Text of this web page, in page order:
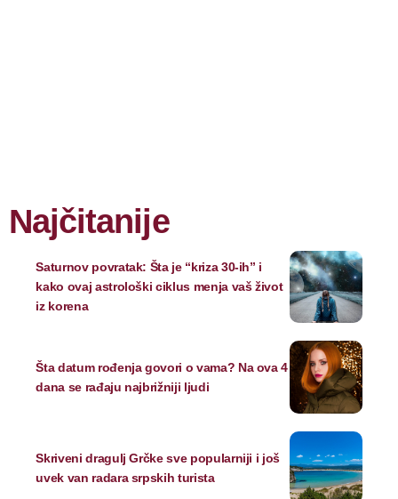
Najčitanije
Saturnov povratak: Šta je “kriza 30-ih” i
kako ovaj astrološki ciklus menja vaš život
iz korena
Šta datum rođenja govori o vama? Na ova 4
dana se rađaju najbrižniji ljudi
Skriveni dragulj Grčke sve popularniji i još
uvek van radara srpskih turista